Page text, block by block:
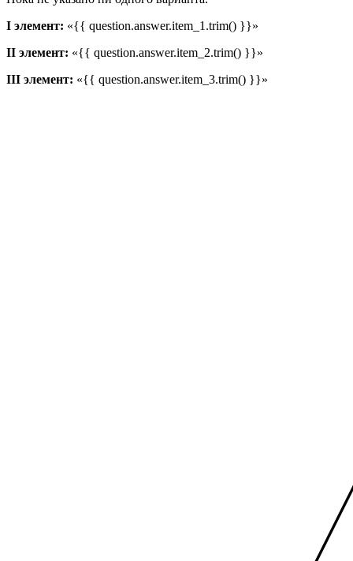
I элемент: «{{ question.answer.item_1.trim() }}»
II элемент: «{{ question.answer.item_2.trim() }}»
III элемент: «{{ question.answer.item_3.trim() }}»